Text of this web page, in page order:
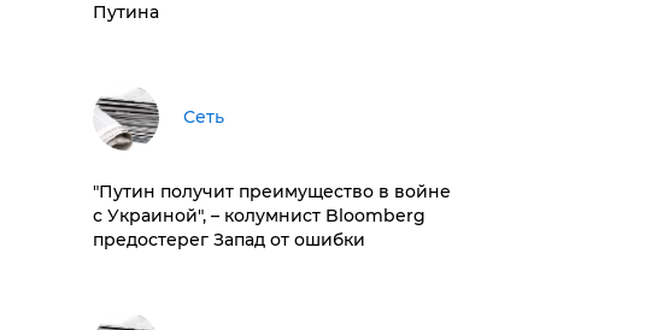
Путина
Сеть
"Путин получит преимущество в войне
с Украиной", – колумнист Bloomberg
предостерег Запад от ошибки